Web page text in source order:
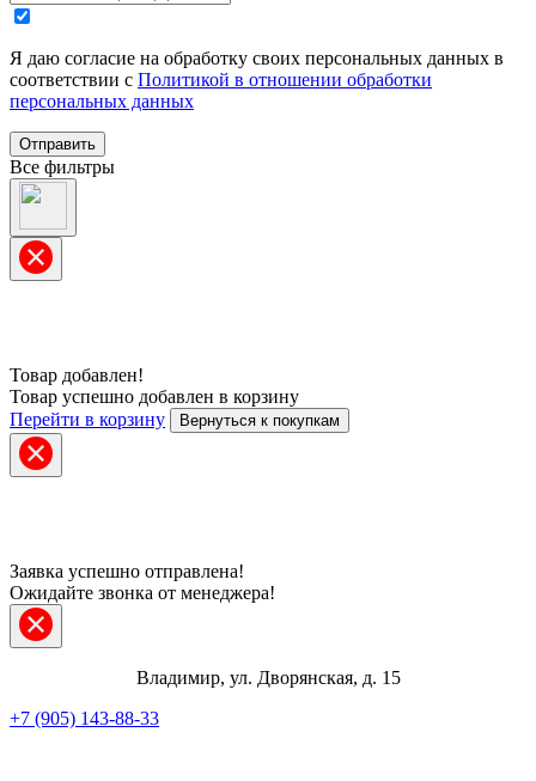
Я даю согласие на обработку своих персональных данных в
соответствии с Политикой в отношении обработки
персональных данных
Отправить
Все фильтры
Товар добавлен!
Товар успешно добавлен в корзину
Перейти в корзину
Вернуться к покупкам
Заявка успешно отправлена!
Ожидайте звонка от менеджера!
Владимир, ул. Дворянская, д. 15
+7 (905) 143-88-33